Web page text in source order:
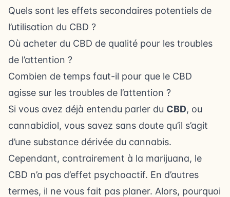
Quels sont les effets secondaires potentiels de
l’utilisation du CBD ?
Où acheter du CBD de qualité pour les troubles
de l’attention ?
Combien de temps faut-il pour que le CBD
agisse sur les troubles de l’attention ?
Si vous avez déjà entendu parler du CBD, ou
cannabidiol, vous savez sans doute qu’il s’agit
d’une substance dérivée du cannabis.
Cependant, contrairement à la marijuana, le
CBD n’a pas d’effet psychoactif. En d’autres
termes, il ne vous fait pas planer. Alors, pourquoi